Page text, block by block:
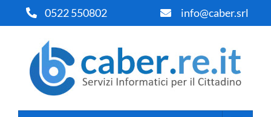
contenuto
0522 550802 info@caber.srl